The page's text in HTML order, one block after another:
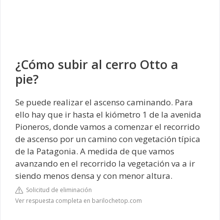
¿Cómo subir al cerro Otto a
pie?
Se puede realizar el ascenso caminando. Para
ello hay que ir hasta el kiómetro 1 de la avenida
Pioneros, donde vamos a comenzar el recorrido
de ascenso por un camino con vegetación típica
de la Patagonia. A medida de que vamos
avanzando en el recorrido la vegetación va a ir
siendo menos densa y con menor altura.
Solicitud de eliminación
Ver respuesta completa en barilochetop.com